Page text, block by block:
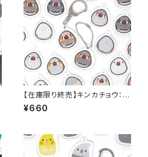
【在庫限り終売】キンカチョウ：記
名ができるアクリルキーホルダ
ー
¥660